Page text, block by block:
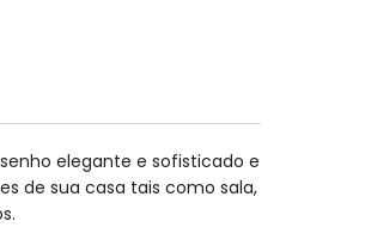
elegante e sofisticado e
de sua casa tais como sala,